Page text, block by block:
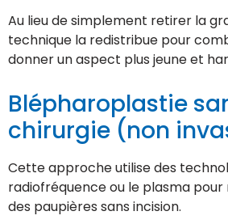
Au lieu de simplement retirer la
technique la redistribue pour
donner un aspect plus jeune et
Blépharoplastie
chirurgie (non
Cette approche utilise des
radiofréquence ou le plasma
des paupières sans incision.